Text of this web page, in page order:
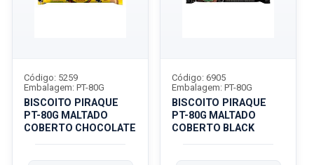
BISCOITO PIRAQUE
PT-80G MALTADO
COBERTO CHOCOLATE
Código: 5259
Embalagem: PT-80G
BISCOITO PIRAQUE
PT-80G MALTADO
COBERTO BLACK
Código: 6905
Embalagem: PT-80G